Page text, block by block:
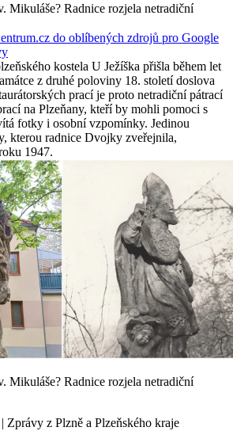
Mikuláše? Radnice rozjela netradiční
do oblíbených zdrojů pro Google
kostela U Ježíška přišla během let
z druhé poloviny 18. století doslova
prací je proto netradiční pátrací
na Plzeňany, kteří by mohli pomoci s
fotky i osobní vzpomínky. Jedinou
kterou radnice Dvojky zveřejnila,
1947.
Mikuláše? Radnice rozjela netradiční
Zprávy z Plzně a Plzeňského kraje